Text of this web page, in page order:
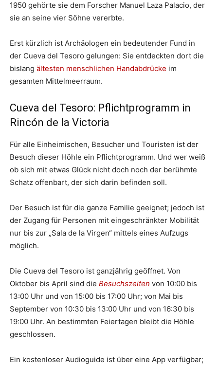
1950 gehörte sie dem Forscher Manuel Laza Palacio, der
sie an seine vier Söhne vererbte.
Erst kürzlich ist Archäologen ein bedeutender Fund in
der Cueva del Tesoro gelungen: Sie entdeckten dort die
bislang ältesten menschlichen Handabdrücke im
gesamten Mittelmeerraum.
Cueva del Tesoro: Pflichtprogramm in
Rincón de la Victoria
Für alle Einheimischen, Besucher und Touristen ist der
Besuch dieser Höhle ein Pflichtprogramm. Und wer weiß
ob sich mit etwas Glück nicht doch noch der berühmte
Schatz offenbart, der sich darin befinden soll.
Der Besuch ist für die ganze Familie geeignet; jedoch ist
der Zugang für Personen mit eingeschränkter Mobilität
nur bis zur „Sala de la Virgen“ mittels eines Aufzugs
möglich.
Die Cueva del Tesoro ist ganzjährig geöffnet. Von
Oktober bis April sind die Besuchszeiten von 10:00 bis
13:00 Uhr und von 15:00 bis 17:00 Uhr; von Mai bis
September von 10:30 bis 13:00 Uhr und von 16:30 bis
19:00 Uhr. An bestimmten Feiertagen bleibt die Höhle
geschlossen.
Ein kostenloser Audioguide ist über eine App verfügbar;